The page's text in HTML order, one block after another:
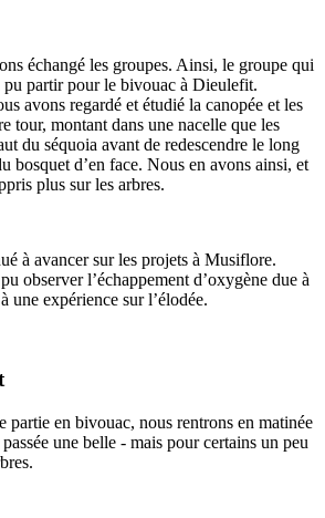
échangé les groupes. Ainsi, le groupe qui
pu partir pour le bivouac à Dieulefit.
avons regardé et étudié la canopée et les
tour, montant dans une nacelle que les
du séquoia avant de redescendre le long
bosquet d’en face. Nous en avons ainsi, et
plus sur les arbres.
à avancer sur les projets à Musiflore.
observer l’échappement d’oxygène due à
une expérience sur l’élodée.
partie en bivouac, nous rentrons en matinée
une belle - mais pour certains un peu